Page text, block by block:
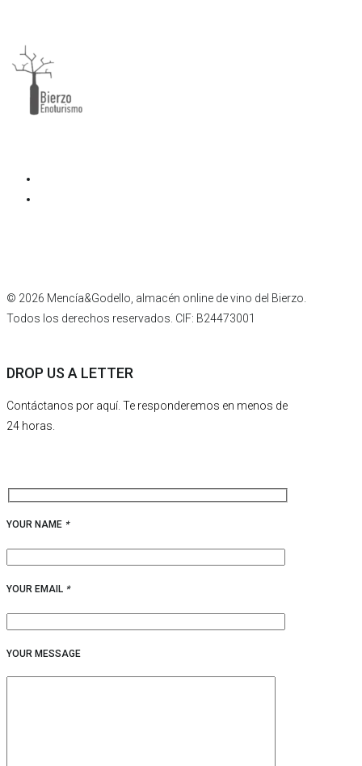
© 2026 Mencía&Godello, almacén online de vino del Bierzo.
Todos los derechos reservados. CIF: B24473001
DROP US A LETTER
Contáctanos por aquí. Te responderemos en menos de
24 horas.
YOUR NAME *
YOUR EMAIL *
YOUR MESSAGE